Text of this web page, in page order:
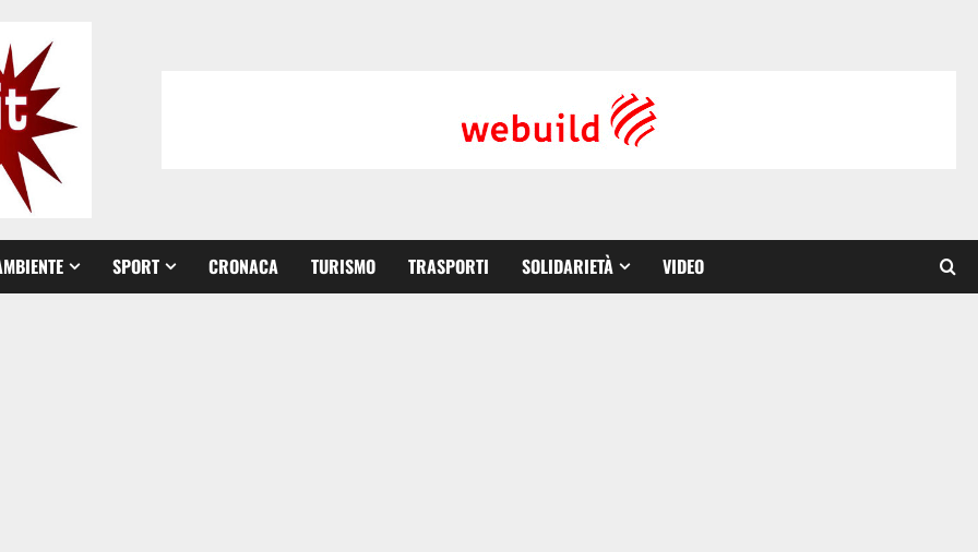
SPORT CRONACA TURISMO TRASPORTI SOLIDARIETÀ VIDEO